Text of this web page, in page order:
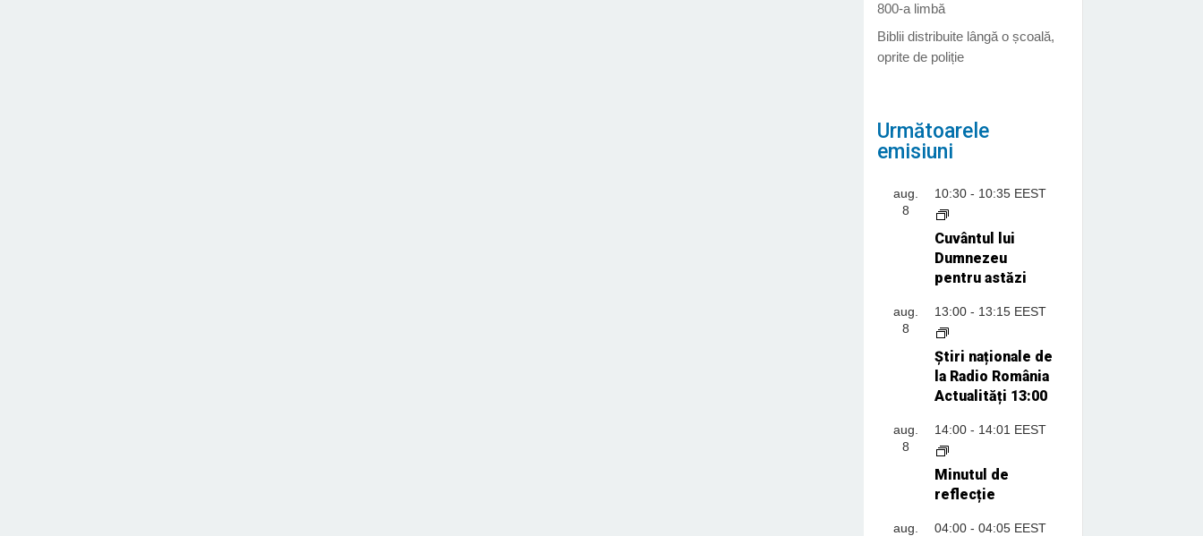
800-a limbă
Biblii distribuite lângă o școală,
oprite de poliție
Următoarele
emisiuni
aug.
8
10:30- 10:35 EEST
Cuvântul lui
Dumnezeu
pentru astăzi
aug.
8
13:00- 13:15 EEST
Știri naționale de
la Radio România
Actualități 13:00
aug.
8
14:00- 14:01 EEST
Minutul de
reflecție
aug.
04:00- 04:05 EEST